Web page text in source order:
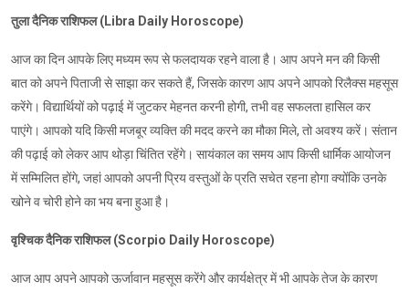
तुला दैनिक राशिफल (Libra Daily Horoscope)
आज का दिन आपके लिए मध्यम रूप से फलदायक रहने वाला है। आप अपने मन की किसी
बात को अपने पिताजी से साझा कर सकते हैं, जिसके कारण आप अपने आपको रिलैक्स महसूस
करेंगे। विद्यार्थियों को पढ़ाई में जुटकर मेहनत करनी होगी, तभी वह सफलता हासिल कर
पाएंगे। आपको यदि किसी मजबूर व्यक्ति की मदद करने का मौका मिले, तो अवश्य करें। संतान
की पढ़ाई को लेकर आप थोड़ा चिंतित रहेंगे। सायंकाल का समय आप किसी धार्मिक आयोजन
में सम्मिलित होंगे, जहां आपको अपनी प्रिय वस्तुओं के प्रति सचेत रहना होगा क्योंकि उनके
खोने व चोरी होने का भय बना हुआ है।
वृश्चिक दैनिक राशिफल (Scorpio Daily Horoscope)
आज आप अपने आपको ऊर्जावान महसूस करेंगे और कार्यक्षेत्र में भी आपके तेज के कारण